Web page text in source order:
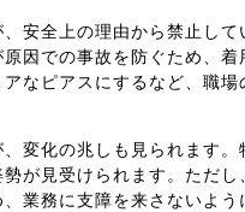
安全上の理由から禁止して
因での事故を防ぐため、着
なピアスにするなど、職場
変化の兆しも見られます。
が見受けられます。ただし
業務に支障を来さないよう